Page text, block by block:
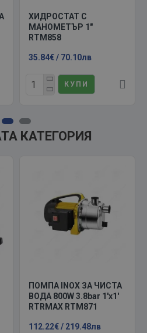
ХИДРОСТАТ С
МАНОМЕТЪР 1"
RTM858
35.84€ / 70.10лв
КУПИ
КАТЕГОРИЯ
ПОМПА INOX ЗА ЧИСТА
ВОДА 800W 3.8bar 1'x1'
RTRMAX RTM871
112.22€ / 219.48лв